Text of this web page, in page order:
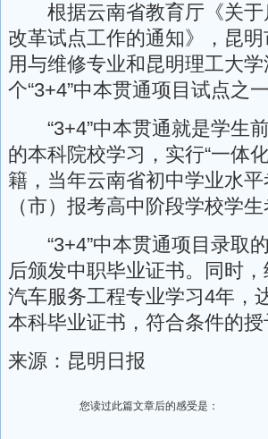
根据云南省教育厅《关于
改革试点工作的通知》，昆
用与维修专业和昆明理工大
个“3+4”中本贯通项目试点之
“3+4”中本贯通就是学生
的本科院校学习，实行“一体
籍，当年云南省初中学业水
（市）报考高中阶段学校学
“3+4”中本贯通项目录取
后颁发中职毕业证书。同时
汽车服务工程专业学习4年，
本科毕业证书，符合条件的
来源：昆明日报
您读过此篇文章后的感受是：